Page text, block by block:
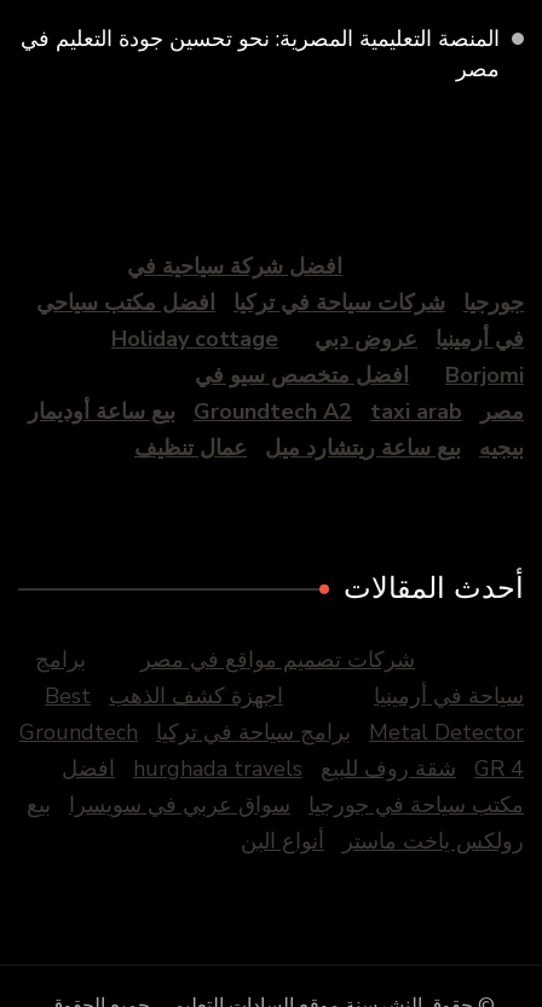
المنصة التعليمية المصرية: نحو تحسين جودة التعليم في
مصر
افضل شركة سياحية في
جورجيا
شركات سياحة في تركيا
افضل مكتب سياحي
في أرمينيا
عروض دبي
Holiday cottage
Borjomi
افضل متخصص سيو في
مصر
Groundtech A2 taxi arab
بيع ساعة أوديمار
بيجيه
بيع ساعة ريتشارد ميل عمال تنظيف
أحدث المقالات
شركات تصميم مواقع في مصر
برامج
سياحة في أرمينيا
اجهزة كشف الذهب
Best
Metal Detector
برامج سياحة في تركيا
Groundtech
GR 4
شقة روف للبيع hurghada travels
افضل
مكتب سياحة في جورجيا
سواق عربي في سويسرا
بيع
رولكس ياخت ماستر
أنواع البن